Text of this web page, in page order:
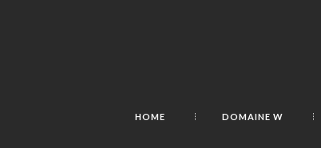
HOME DOMAINE W